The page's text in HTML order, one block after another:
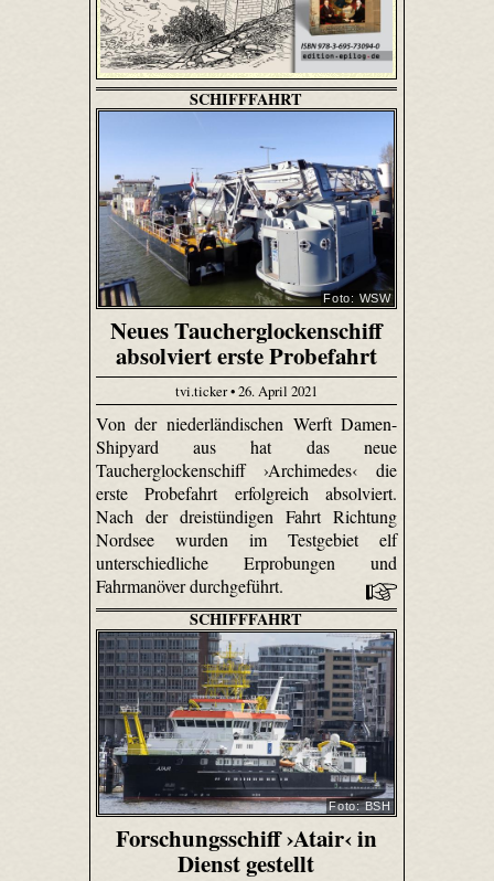
SCHIFFFAHRT
Foto: WSW
Neues Taucherglockenschiff
absolviert erste Probefahrt
tvi.ticker • 26. April 2021
Von der niederländischen Werft Damen-
Shipyard aus hat das neue
Taucherglockenschiff ›Archimedes‹ die
erste Probefahrt erfolgreich absolviert.
Nach der dreistündigen Fahrt Richtung
Nordsee wurden im Testgebiet elf
unterschiedliche Erprobungen und
Fahrmanöver durchgeführt.
SCHIFFFAHRT
Foto: BSH
Forschungsschiff ›Atair‹ in
Dienst gestellt